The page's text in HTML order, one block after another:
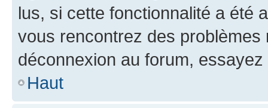
lus, si cette fonctionnalité a été
vous rencontrez des
déconnexion au forum,
Haut